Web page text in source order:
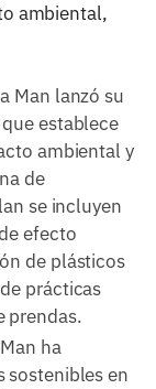
ambiental,
Man lanzó su
establece
ambiental y
de
se incluyen
efecto
de plásticos
prácticas
prendas.
ha
sostenibles en